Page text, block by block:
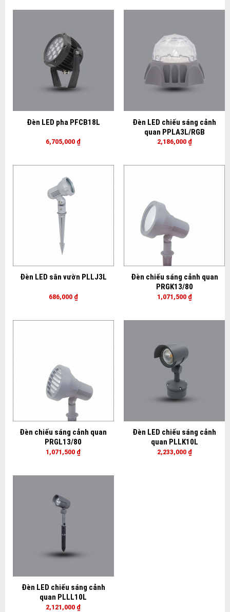
Đèn LED pha PFCB18L
6,705,000 ₫
Đèn LED chiếu sáng cảnh
quan PPLA3L/RGB
2,186,000 ₫
Đèn LED sân vườn PLLJ3L
686,000 ₫
Đèn chiếu sáng cảnh quan
PRGK13/80
1,071,500 ₫
Đèn chiếu sáng cảnh quan
PRGL13/80
1,071,500 ₫
Đèn LED chiếu sáng cảnh
quan PLLK10L
2,233,000 ₫
Đèn LED chiếu sáng cảnh
quan PLLL10L
2,121,000 ₫